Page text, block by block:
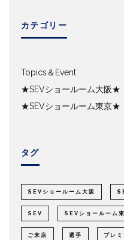
カテゴリー
Topics＆Event
★SEVショールーム大阪★
★SEVショールーム東京★
タグ
SEVショールーム大阪
SEV SEVショールーム
ご来店 選手 プレ